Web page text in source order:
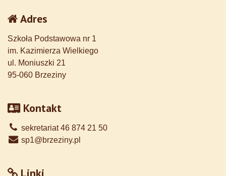
Adres
Szkoła Podstawowa nr 1
im. Kazimierza Wielkiego
ul. Moniuszki 21
95-060 Brzeziny
Kontakt
sekretariat 46 874 21 50
sp1@brzeziny.pl
Linki